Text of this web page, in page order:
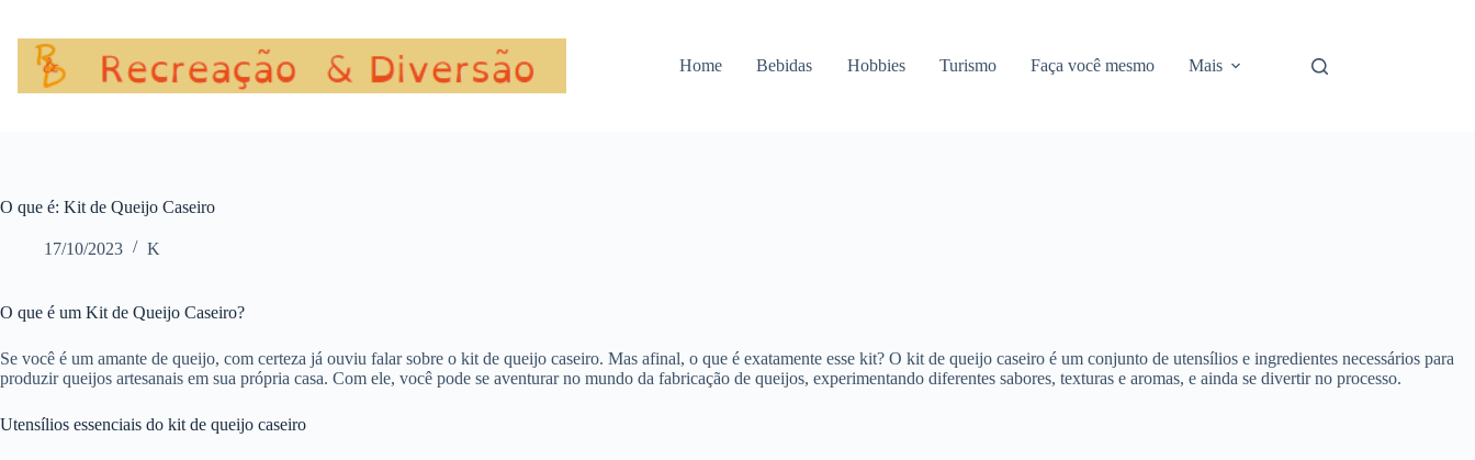
conteúdo
Home Bebidas Hobbies Turismo Faça você mesmo Mais
O que é: Kit de Queijo Caseiro
17/10/2023 K
O que é um Kit de Queijo Caseiro?
Se você é um amante de queijo, com certeza já ouviu falar sobre o kit de queijo caseiro. Mas afinal, o que é exatamente esse kit? O kit de queijo caseiro é um conjunto de utensílios e ingredientes necessários para
produzir queijos artesanais em sua própria casa. Com ele, você pode se aventurar no mundo da fabricação de queijos, experimentando diferentes sabores, texturas e aromas, e ainda se divertir no processo.
Utensílios essenciais do kit de queijo caseiro